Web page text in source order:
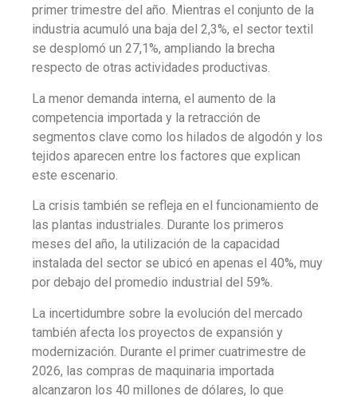
primer trimestre del año. Mientras el conjunto de la
industria acumuló una baja del 2,3%, el sector textil
se desplomó un 27,1%, ampliando la brecha
respecto de otras actividades productivas.
La menor demanda interna, el aumento de la
competencia importada y la retracción de
segmentos clave como los hilados de algodón y los
tejidos aparecen entre los factores que explican
este escenario.
La crisis también se refleja en el funcionamiento de
las plantas industriales. Durante los primeros
meses del año, la utilización de la capacidad
instalada del sector se ubicó en apenas el 40%, muy
por debajo del promedio industrial del 59%.
La incertidumbre sobre la evolución del mercado
también afecta los proyectos de expansión y
modernización. Durante el primer cuatrimestre de
2026, las compras de maquinaria importada
alcanzaron los 40 millones de dólares, lo que